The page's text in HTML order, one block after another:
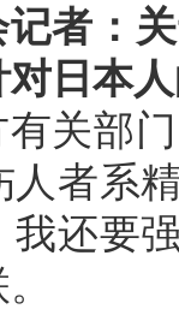
记者：
日本
关部
人者系
我还要